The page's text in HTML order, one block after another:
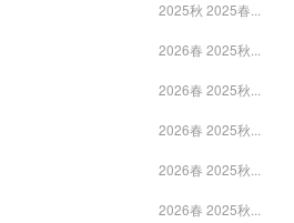
2025秋 2025春...
2026春 2025秋...
2026春 2025秋...
2026春 2025秋...
2026春 2025秋...
2026春 2025秋...